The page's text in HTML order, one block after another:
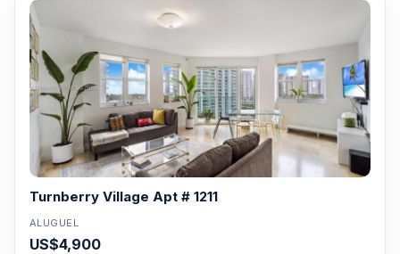
Turnberry Village Apt # 1211
ALUGUEL
US$4,900